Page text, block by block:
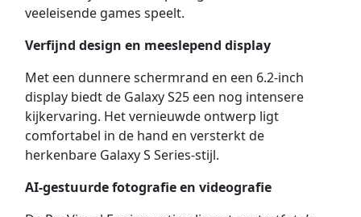
veeleisende games speelt.
Verfijnd design en meeslepend display
Met een dunnere schermrand en een 6.2-inch
display biedt de Galaxy S25 een nog intensere
kijkervaring. Het vernieuwde ontwerp ligt
comfortabel in de hand en versterkt de
herkenbare Galaxy S Series-stijl.
AI-gestuurde fotografie en videografie